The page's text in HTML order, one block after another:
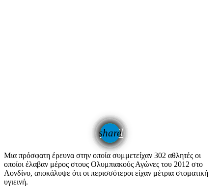
share
email
Μια πρόσφατη έρευνα στην οποία συμμετείχαν 302 αθλητές οι
οποίοι έλαβαν μέρος στους Ολυμπιακούς Αγώνες του 2012 στο
Λονδίνο, αποκάλυψε ότι οι περισσότεροι είχαν μέτρια στοματική
υγιεινή.